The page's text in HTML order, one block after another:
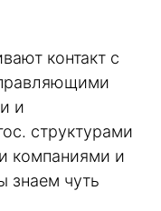
контакт с
и
структурами
компаниями и
знаем чуть